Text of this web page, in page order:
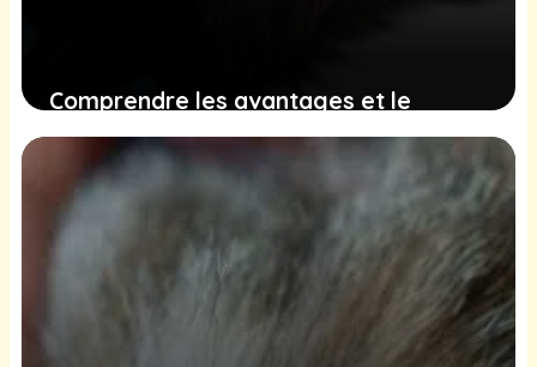
Comprendre les avantages et le
moment idéal pour la castration du
chat
17 décembre 2024